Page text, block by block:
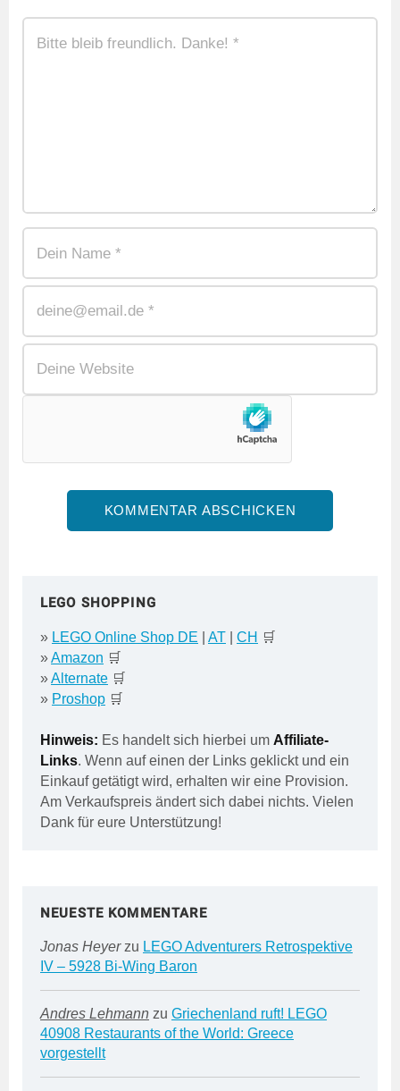
LEGO SHOPPING
» LEGO Online Shop DE AT CH 🛒
»Amazon 🛒
»Alternate 🛒
» Proshop 🛒
Hinweis: Es handelt sich hierbei um Affiliate-
Links. Wenn auf einen der Links geklickt und ein
Einkauf getätigt wird, erhalten wir eine Provision.
Am Verkaufspreis ändert sich dabei nichts. Vielen
Dank für eure Unterstützung!
NEUESTE KOMMENTARE
Jonas Heyerzu LEGO Adventurers Retrospektive
IV – 5928 Bi-Wing Baron
Andres Lehmann zu Griechenland ruft! LEGO
40908 Restaurants of the World: Greece
vorgestellt